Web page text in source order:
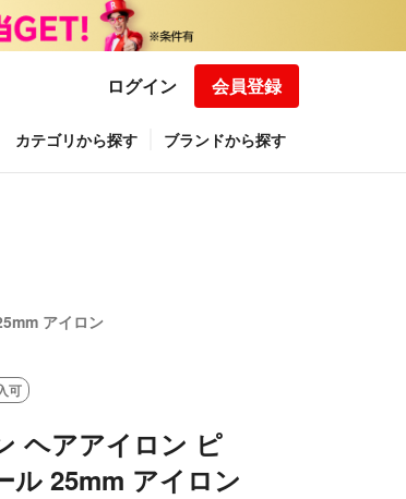
ログイン 会員登録
カテゴリから探す ブランドから探す
アイロン
可
ヘアアイロン ピ
ル 25mm アイロン